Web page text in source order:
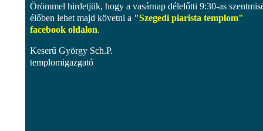
Örömmel hirdetjük, hogy a vasárnap délelőtti 9:30-as
élőben lehet majd követni a "Szegedi piarista templom"
facebook oldalon.
Keserű György Sch.P.
templomigazgató